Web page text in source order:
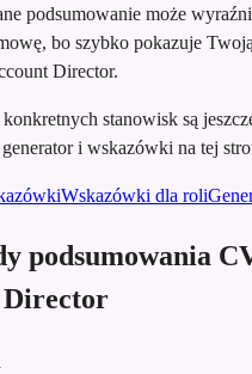
podsumowanie może
bo szybko pokazuje
Director.
stanowisk są
i wskazówki na tej
Wskazówki dla roli
podsumowania
Director